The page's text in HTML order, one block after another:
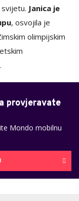
Janica je
, osvojila je
olimpijskim
provjeravate
Mondo mobilnu